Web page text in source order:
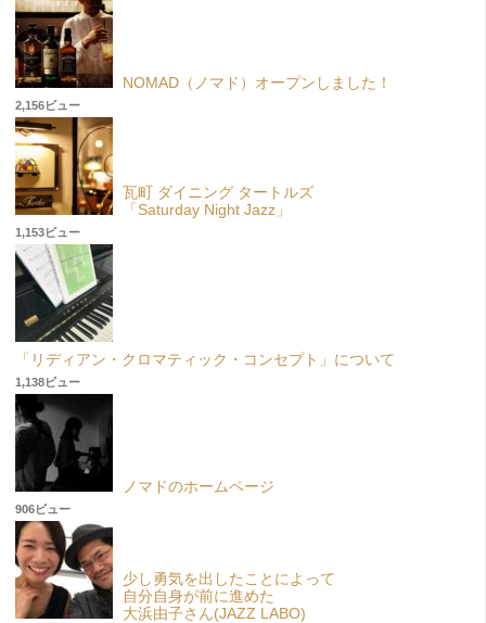
NOMAD（ノマド）オープンしました！
2,156ビュー
瓦町 ダイニング タートルズ
「Saturday Night Jazz」
1,153ビュー
「リディアン・クロマティック・コンセプト」について
1,138ビュー
ノマドのホームページ
906ビュー
少し勇気を出したことによって
自分自身が前に進めた
大浜由子さん(JAZZ LABO)